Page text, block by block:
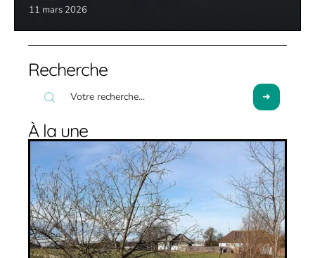
11 mars 2026
Recherche
À la une